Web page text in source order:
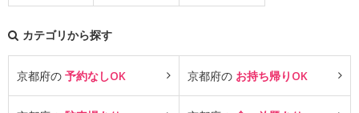
カテゴリから探す
京都府の 予約なしOK 京都府の お持ち帰りOK